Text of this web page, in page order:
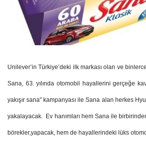
Unilever’in Türkiye’deki ilk markası olan ve
Sana, 63. yılında otomobil hayallerini gerçeğe
yakışır sana" kampanyası ile Sana alan herkes
yakalayacak. Ev hanımları hem Sana ile
börekler,yapacak, hem de hayallerindeki lüks